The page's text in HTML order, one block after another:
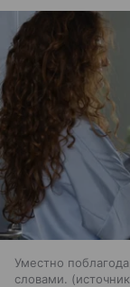
Уместно
словами.